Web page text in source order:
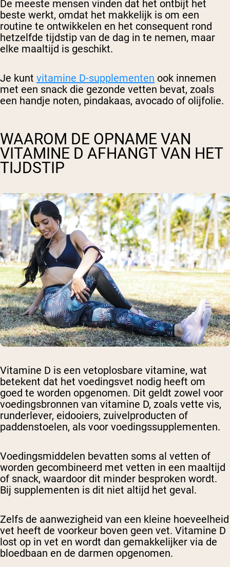
De meeste mensen vinden dat het ontbijt het
beste werkt, omdat het makkelijk is om een
routine te ontwikkelen en het consequent rond
hetzelfde tijdstip van de dag in te nemen, maar
elke maaltijd is geschikt.
Je kunt vitamine D-supplementen ook innemen
met een snack die gezonde vetten bevat, zoals
een handje noten, pindakaas, avocado of olijfolie.
WAAROM DE OPNAME VAN
VITAMINE D AFHANGT VAN HET
TIJDSTIP
Vitamine D is een vetoplosbare vitamine, wat
betekent dat het voedingsvet nodig heeft om
goed te worden opgenomen. Dit geldt zowel voor
voedingsbronnen van vitamine D, zoals vette vis,
runderlever, eidooiers, zuivelproducten of
paddenstoelen, als voor voedingssupplementen.
Voedingsmiddelen bevatten soms al vetten of
worden gecombineerd met vetten in een maaltijd
of snack, waardoor dit minder besproken wordt.
Bij supplementen is dit niet altijd het geval.
Zelfs de aanwezigheid van een kleine hoeveelheid
vet heeft de voorkeur boven geen vet. Vitamine D
lost op in vet en wordt dan gemakkelijker via de
bloedbaan en de darmen opgenomen.